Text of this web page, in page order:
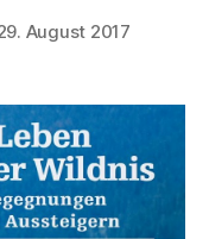
August 2017